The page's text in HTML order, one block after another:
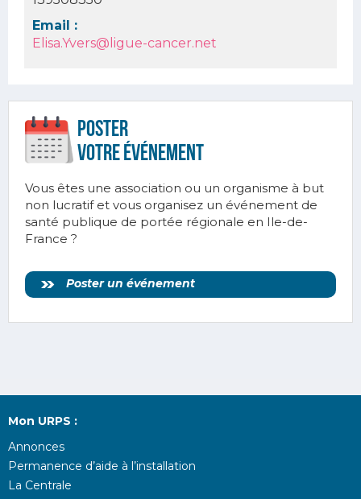
Email :
Elisa.Yvers@ligue-cancer.net
Poster
votre ÉVÉnement
Vous êtes une association ou un organisme à but
non lucratif et vous organisez un événement de
santé publique de portée régionale en Ile-de-
France ?
Poster un événement
Mon URPS :
Annonces
Permanence d’aide à l’installation
La Centrale